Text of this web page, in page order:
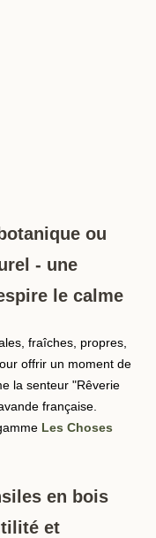
ou
- une
le calme
fraîches, propres,
offrir un moment de
la senteur "Rêverie
française.
Les Choses
en bois
et